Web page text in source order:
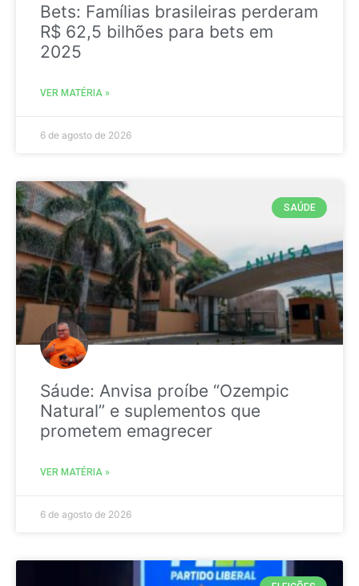
Bets: Famílias brasileiras perderam
R$ 62,5 bilhões para bets em
2025
VER MATÉRIA »
6 de agosto de 2026
SAÚDE
Sáude: Anvisa proíbe “Ozempic
Natural” e suplementos que
prometem emagrecer
VER MATÉRIA »
6 de agosto de 2026